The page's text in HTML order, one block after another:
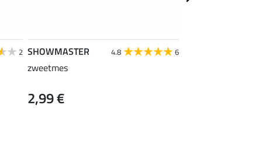
2 SHOWMASTER 4.8 6
zweetmes
2,99 €